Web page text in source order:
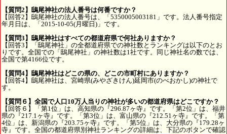
【質問2】鴟尾神社の法人番号は何番ですか？
【回答2】鴟尾神社の法人番号は、「5350005003181」です。法人番号指定
年月日は、「2015-10-05(月曜日)」です。
【質問3】鴟尾神社はすべての都道府県で何社ありますか？
【回答3】「鴟尾神社」の全都道府県での神社数とランキングは以下のとお
りです。全国での「鴟尾神社」の神社数は1社です。同じ神社名の数では、
全国で第4166位です。
【質問4】鴟尾神社はどこの県の、どこの市町村にありますか？
【回答4】鴟尾神社は、宮崎県(みやざきけん)延岡市(のべおかし)の神社で
す。
【質問６】全国で人口10万人当りの神社が多いの都道府県はどこですか？
【回答６】「第1位」は、高知県の『296.87ヶ寺』です。「第2位」は、福井
県の『217.1ヶ寺』です。「第3位」は、富山県の『212.51ヶ寺』です。「第
4位」は、新潟県の『203.75ヶ寺』です。「第5位」は、大分県の『179.28ヶ
寺』です。全国の都道府県別神社ランキングの詳細は、下記のボタンで確認